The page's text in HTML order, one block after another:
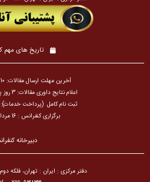
تاریخ های مهم
آخرین مهلت ارسال مقالات: 10 مرداد ماه 1404
اعلام نتایج داوری مقالات: 3 روز پس از ارسال مقاله
ثبت نام کامل (پرداخت خدمات): 12 مرداد ماه 1404
برگزاری کنفرانس : 16 مرداد ماه 1404
دبیرخانه
دفتر مرکزی : ایران : تهران، فلکه